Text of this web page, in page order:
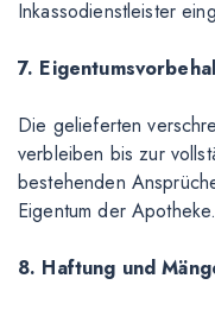
Inkassodienstleister
7.
Die gelieferten
verbleiben bis zur
bestehenden
Eigentum der Apotheke.
8. Haftung und